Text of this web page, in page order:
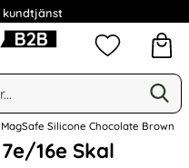
kundtjänst
på Narse Group AB
Mina
Silicone Chocolate Brown
16e Skal